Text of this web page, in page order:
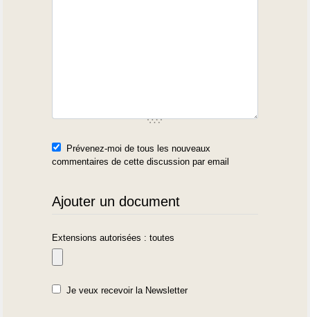
Prévenez-moi de tous les nouveaux
commentaires de cette discussion par email
Ajouter un document
Extensions autorisées : toutes
Je veux recevoir la Newsletter